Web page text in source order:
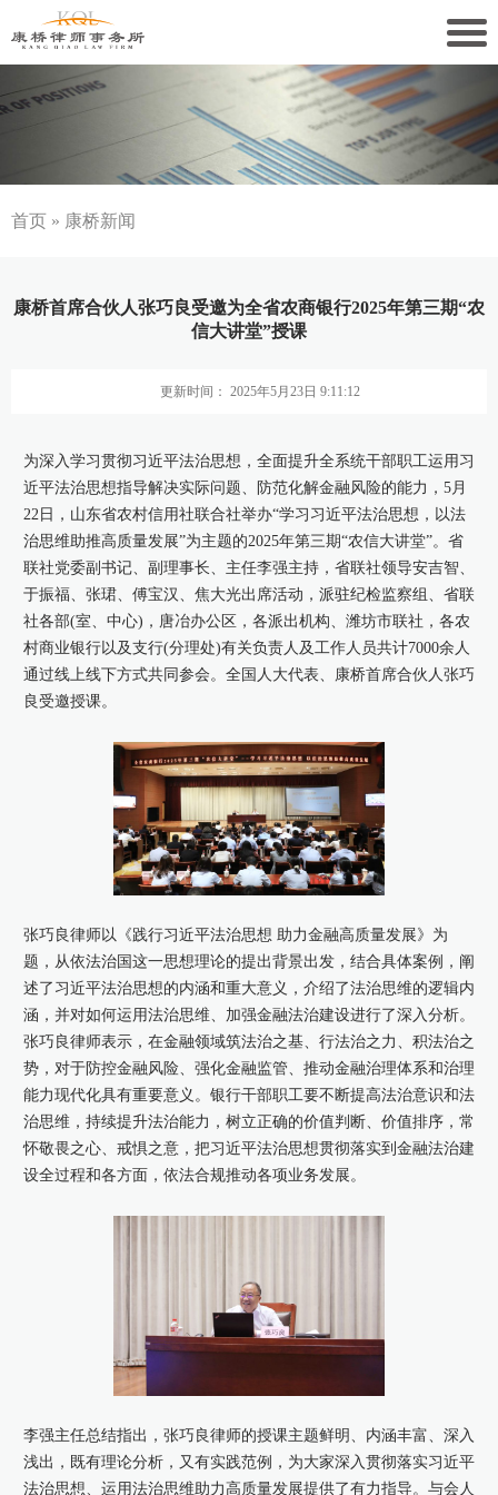
关于康桥
康桥文化
康桥党建
康桥法治研究院
康桥出版
首页 » 康桥新闻
康桥首席合伙人张巧良受邀为全省农商银行2025年第三期“农
信大讲堂”授课
更新时间： 2025年5月23日 9:11:12
为深入学习贯彻习近平法治思想，全面提升全系统干部职工运用习
近平法治思想指导解决实际问题、防范化解金融风险的能力，5月
22日，山东省农村信用社联合社举办“学习习近平法治思想，以法
治思维助推高质量发展”为主题的2025年第三期“农信大讲堂”。省
联社党委副书记、副理事长、主任李强主持，省联社领导安吉智、
于振福、张珺、傅宝汉、焦大光出席活动，派驻纪检监察组、省联
社各部(室、中心)，唐冶办公区，各派出机构、潍坊市联社，各农
村商业银行以及支行(分理处)有关负责人及工作人员共计7000余人
通过线上线下方式共同参会。全国人大代表、康桥首席合伙人张巧
良受邀授课。
张巧良律师以《践行习近平法治思想 助力金融高质量发展》为
题，从依法治国这一思想理论的提出背景出发，结合具体案例，阐
述了习近平法治思想的内涵和重大意义，介绍了法治思维的逻辑内
涵，并对如何运用法治思维、加强金融法治建设进行了深入分析。
张巧良律师表示，在金融领域筑法治之基、行法治之力、积法治之
势，对于防控金融风险、强化金融监管、推动金融治理体系和治理
能力现代化‌具有重要意义。银行干部职工要不断提高法治意识和法
治思维，持续提升法治能力，树立正确的价值判断、价值排序，常
怀敬畏之心、戒惧之意，把习近平法治思想贯彻落实到金融法治建
设全过程和各方面，依法合规推动各项业务发展。
李强主任总结指出，张巧良律师的授课主题鲜明、内涵丰富、深入
浅出，既有理论分析，又有实践范例，为大家深入贯彻落实习近平
法治思想、运用法治思维助力高质量发展提供了有力指导。与会人